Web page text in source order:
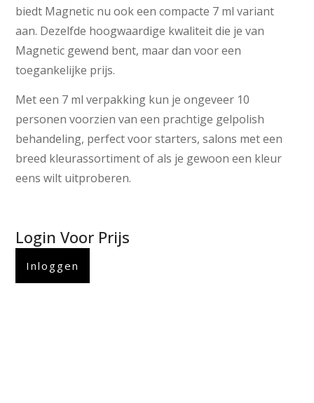
biedt Magnetic nu ook een compacte 7 ml variant
aan. Dezelfde hoogwaardige kwaliteit die je van
Magnetic gewend bent, maar dan voor een
toegankelijke prijs.
Met een 7 ml verpakking kun je ongeveer 10
personen voorzien van een prachtige gelpolish
behandeling, perfect voor starters, salons met een
breed kleurassortiment of als je gewoon een kleur
eens wilt uitproberen.
Login Voor Prijs
Inloggen